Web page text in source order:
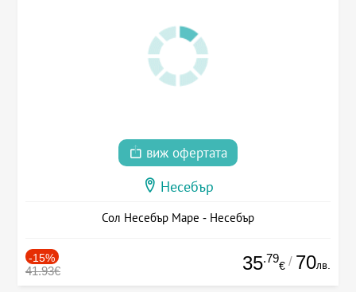
виж офертата
Несебър
Сол Несебър Маре - Несебър
-15%
41.93€ 35.79
€ / 70лв.